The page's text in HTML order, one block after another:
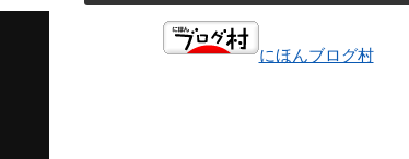
にほんブログ村